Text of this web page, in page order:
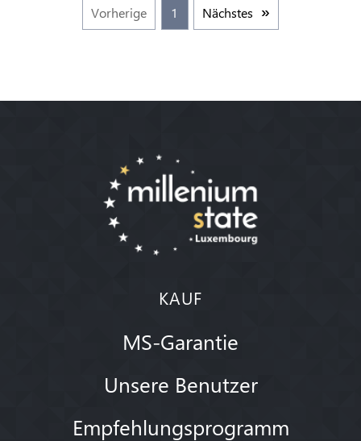
Vorherige 1 Nächstes
KAUF
MS-Garantie
Unsere Benutzer
Empfehlungsprogramm